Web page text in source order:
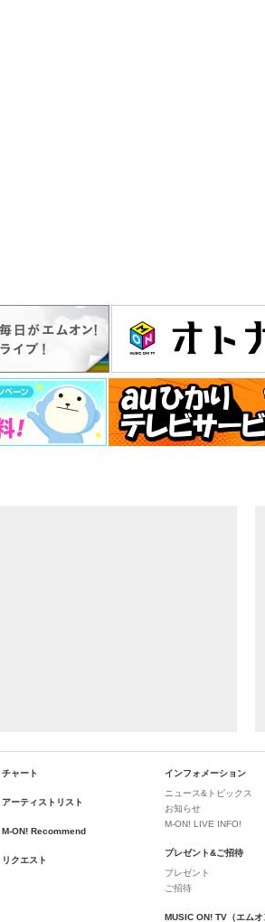
チャート
アーティストリスト
M-ON! Recommend
リクエスト
インフォメーション
ニュース&トピックス
お知らせ
M-ON! LIVE INFO!
プレゼント&ご招待
プレゼント
ご招待
MUSIC ON! TV（エムオ